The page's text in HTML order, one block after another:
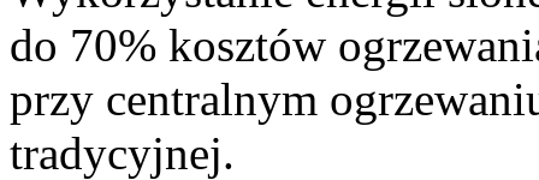
do 70% kosztów
przy centralnym
tradycyjnej.